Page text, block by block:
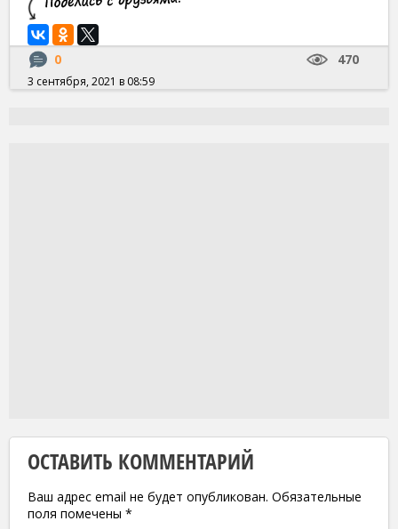
0 470
3 сентября, 2021 в 08:59
ОСТАВИТЬ КОММЕНТАРИЙ
Ваш адрес email не будет опубликован. Обязательные
поля помечены *